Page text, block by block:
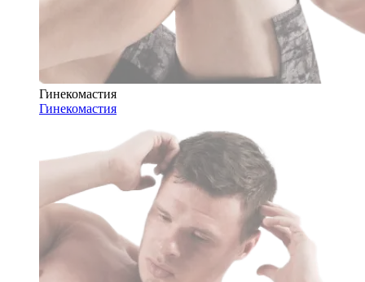
Гинекомастия
Гинекомастия